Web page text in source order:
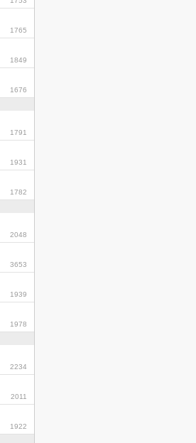
1765
1849
1676
1791
1931
1782
2048
3653
1939
1978
2234
2011
1922